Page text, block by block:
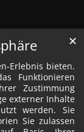
Erlebnis bieten.
Funktionieren
Zustimmung
externer Inhalte
werden. Sie
Sie zulassen
✕